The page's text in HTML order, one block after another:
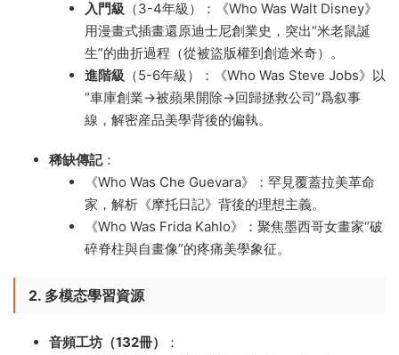
入門級 ​（3-4年級）：《Who Was Walt Disney》
用漫畫式插畫還原迪士尼創業史，突出“米老鼠誕
生”的曲折過程（從被盜版權到創造米奇）。
進階級 ​（5-6年級）：《Who Was Steve Jobs》以
“車庫創業→被蘋果開除→回歸拯救公司”爲叙事
線，解密産品美學背後的偏執。
稀缺傳記​：
《Who Was Che Guevara》：罕見覆蓋拉美革命
家，解析《摩托日記》背後的理想主義。
《Who Was Frida Kahlo》：聚焦墨西哥女畫家“破
碎脊柱與自畫像”的疼痛美學象征。
2. 多模态學習資源
音頻工坊（132冊）​
​：